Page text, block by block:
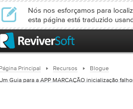
Nós nos esforçamos para
esta página está traduzido
Principal Recursos
Blogue
Guia para a APP MARCAÇÃO inicialização